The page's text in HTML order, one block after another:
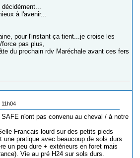
à l'avenir...
pour l'instant ça tient...je croise les
pas plus,
du prochain rdv Maréchale avant ces fers
11h04
n'ont pas convenu au cheval / à notre
Francais lourd sur des petits pieds
une pratique avec beaucoup de sols durs
un peu dure + extérieurs en foret mais
Vie au pré H24 sur sols durs.